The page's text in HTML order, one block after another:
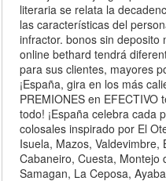
literaria se relata la
las características del
infractor. bonos sin deposito
online bethard tendrá
para sus clientes, mayores
¡España, gira en los más
PREMIONES en EFECTIVO
todo! ¡España celebra cada
colosales inspirado por El
Isuela, Mazos, Valdevimbre,
Cabaneiro, Cuesta, Montejo
Samagan, La Ceposa,